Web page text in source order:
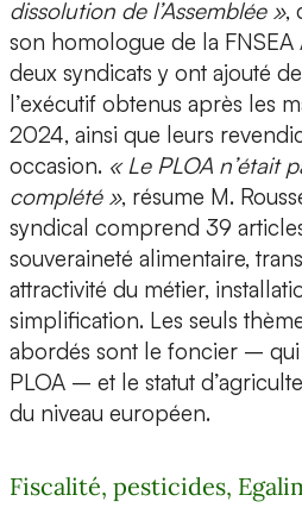
dissolution de l’Assemblée »,
son homologue de la FNSEA
deux syndicats y ont ajouté
l’exécutif obtenus après les
2024, ainsi que leurs
occasion. « Le PLOA n’était
complété », résume M.
syndical comprend 39
souveraineté alimentaire,
attractivité du métier,
simplification. Les seuls
abordés sont le foncier – qui
PLOA – et le statut
du niveau européen.
Fiscalité, pesticides,